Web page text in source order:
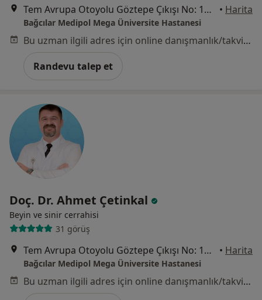
Tem Avrupa Otoyolu Göztepe Çıkışı No: 1Bağcılar, İstanbul • Harita
Bağcılar Medipol Mega Üniversite Hastanesi
Bu uzman ilgili adres için online danışmanlık/takvim sunmuyor.
Randevu talep et
Doç. Dr. Ahmet Çetinkal
Beyin ve sinir cerrahisi
31 görüş
Tem Avrupa Otoyolu Göztepe Çıkışı No: 1Bağcılar, İstanbul • Harita
Bağcılar Medipol Mega Üniversite Hastanesi
Bu uzman ilgili adres için online danışmanlık/takvim sunmuyor.